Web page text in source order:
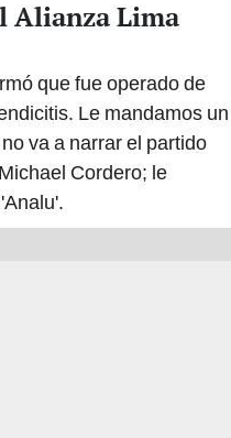
Alianza Lima
que fue operado de
Le mandamos un
va a narrar el partido
Cordero; le